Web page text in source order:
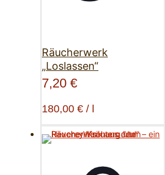
Räucherwerk
„Loslassen“
7,20 €
180,00 € / l